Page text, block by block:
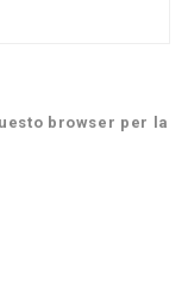
browser per la